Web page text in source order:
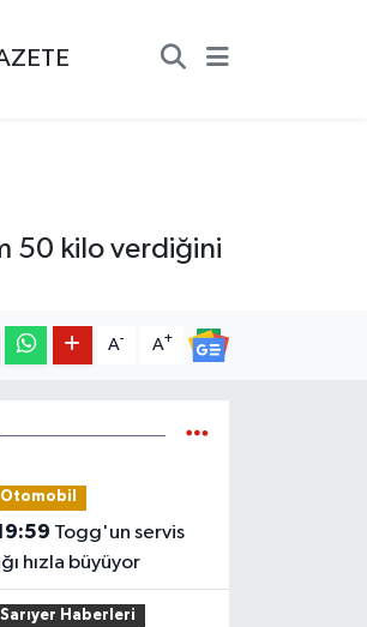
50 kilo verdiğini
A- A+
Otomobil
hızla büyüyor
Sarıyer Haberleri